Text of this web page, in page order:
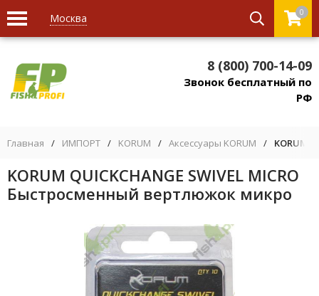
Москва 0
8 (800) 700-14-09
Звонок бесплатный по
РФ
Главная / ИМПОРТ / KORUM / Аксессуары KORUM / KORUM
KORUM QUICKCHANGE SWIVEL MICRO
Быстросменный вертлюжок микро